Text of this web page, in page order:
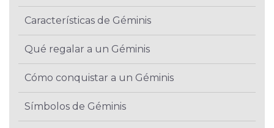
Características de Géminis
Qué regalar a un Géminis
Cómo conquistar a un Géminis
Símbolos de Géminis